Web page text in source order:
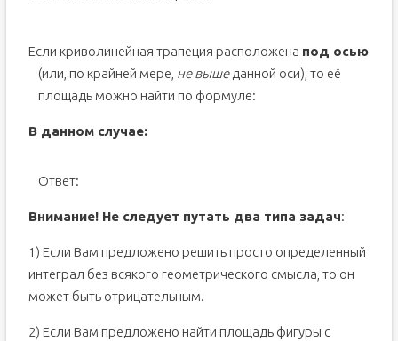
Если криволинейная трапеция расположена под осью
(или, по крайней мере, не вышеданной оси), то её
площадь можно найти по формуле:
В данном случае:
Ответ:
Внимание! Не следует путать два типа задач:
1) Если Вам предложено решить просто определенный
интеграл без всякого геометрического смысла, то он
может быть отрицательным.
2) Если Вам предложено найти площадь фигуры с